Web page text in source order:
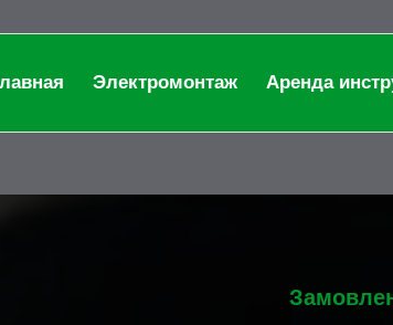
Электромонтаж Аренда